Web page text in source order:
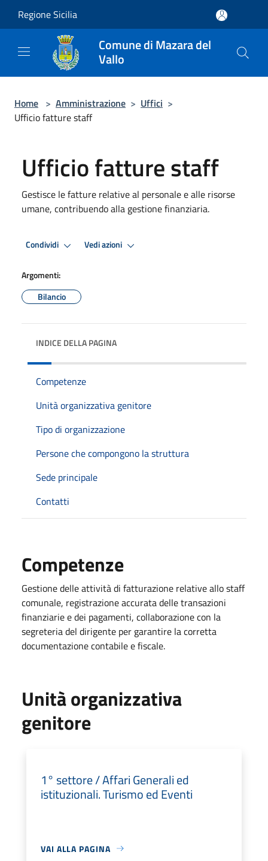
Regione Sicilia
Comune di Mazara del
Vallo
Home > Amministrazione > Uffici >
Ufficio fatture staff
Ufficio fatture staff
Gestisce le fatture relative al personale e alle risorse
umane, contribuendo alla gestione finanziaria.
Condividi Vedi azioni
Argomenti:
Bilancio
INDICE DELLA PAGINA
Competenze
Unità organizzativa genitore
Tipo di organizzazione
Persone che compongono la struttura
Sede principale
Contatti
Competenze
Gestione delle attività di fatturazione relative allo staff
comunale, registrazione accurata delle transazioni
finanziarie e dei pagamenti, collaborazione con la
segreteria del dirigente per garantire la corretta
documentazione contabile e fiscale.
Unità organizzativa
genitore
1° settore / Affari Generali ed
istituzionali. Turismo ed Eventi
VAI ALLA PAGINA